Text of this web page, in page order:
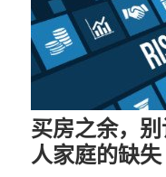
买房之余，
人家庭的缺失